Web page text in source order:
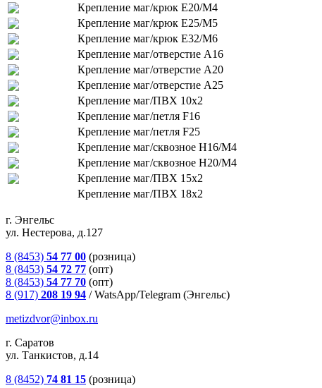
Крепление маг/крюк Е20/М4
Крепление маг/крюк Е25/М5
Крепление маг/крюк Е32/М6
Крепление маг/отверстие А16
Крепление маг/отверстие А20
Крепление маг/отверстие А25
Крепление маг/ПВХ 10х2
Крепление маг/петля F16
Крепление маг/петля F25
Крепление маг/сквозное H16/М4
Крепление маг/сквозное H20/М4
Крепление маг/ПВХ 15х2
Крепление маг/ПВХ 18х2
г. Энгельс
ул. Нестерова, д.127
8 (8453) 54 77 00 (розница)
8 (8453) 54 72 77 (опт)
8 (8453) 54 77 70 (опт)
8 (917) 208 19 94 /WatsApp/Telegram (Энгельс)
metizdvor@inbox.ru
г. Саратов
ул. Танкистов, д.14
8 (8452) 74 81 15 (розница)